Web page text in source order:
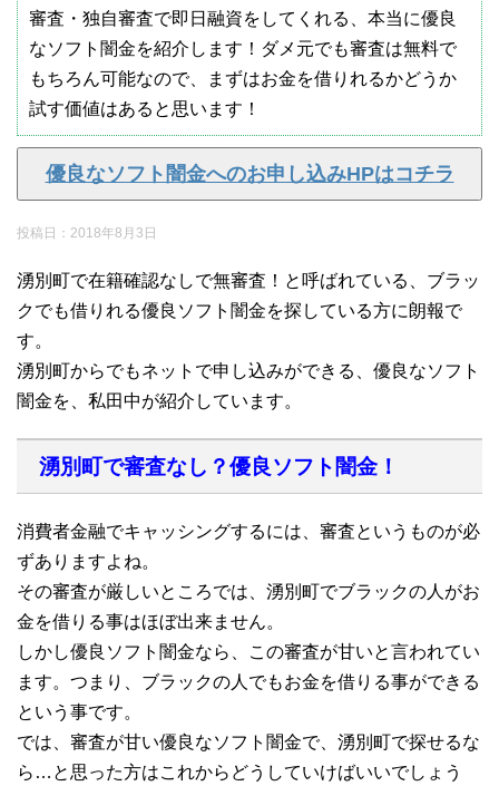
審査・独自審査で即日融資をしてくれる、本当に優良
なソフト闇金を紹介します！ダメ元でも審査は無料で
もちろん可能なので、まずはお金を借りれるかどうか
試す価値はあると思います！
優良なソフト闇金へのお申し込みHPはコチラ
投稿日： 2018年8月3日
湧別町で在籍確認なしで無審査！と呼ばれている、ブラッ
クでも借りれる優良ソフト闇金を探している方に朗報で
す。
湧別町からでもネットで申し込みができる、優良なソフト
闇金を、私田中が紹介しています。
湧別町で審査なし？優良ソフト闇金！
消費者金融でキャッシングするには、審査というものが必
ずありますよね。
その審査が厳しいところでは、湧別町でブラックの人がお
金を借りる事はほぼ出来ません。
しかし優良ソフト闇金なら、この審査が甘いと言われてい
ます。つまり、ブラックの人でもお金を借りる事ができる
という事です。
では、審査が甘い優良なソフト闇金で、湧別町で探せるな
ら…と思った方はこれからどうしていけばいいでしょう